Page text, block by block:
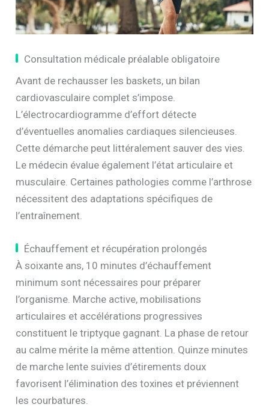
Consultation médicale préalable obligatoire
Avant de rechausser les baskets, un bilan
cardiovasculaire complet s’impose.
L’électrocardiogramme d’effort détecte
d’éventuelles anomalies cardiaques silencieuses.
Cette démarche peut littéralement sauver des vies.
Le médecin évalue également l’état articulaire et
musculaire. Certaines pathologies comme l’arthrose
nécessitent des adaptations spécifiques de
l’entraînement.
Échauffement et récupération prolongés
À soixante ans, 10 minutes d’échauffement
minimum sont nécessaires pour préparer
l’organisme. Marche active, mobilisations
articulaires et accélérations progressives
constituent le triptyque gagnant. La phase de retour
au calme mérite la même attention. Quinze minutes
de marche lente suivies d’étirements doux
favorisent l’élimination des toxines et préviennent
les courbatures.